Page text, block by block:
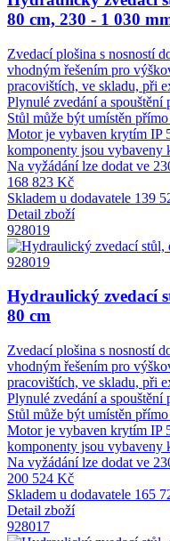
80 cm, 230 - 1 030
Zvedací plošina s nosností
vhodným řešením pro
pracovištích, ve skladu, při
Plynulé zvedání a spouštění
Stůl může být umístěn
Motor je vybaven krytím IP
komponenty jsou vybaveny
Na vyžádání lze dodat ve
168 823 Kč
Skladem u dodavatele 139
Detail zboží
928019
928019
Hydraulický zvedací
80 cm
Zvedací plošina s nosností
vhodným řešením pro
pracovištích, ve skladu, při
Plynulé zvedání a spouštění
Stůl může být umístěn
Motor je vybaven krytím IP
komponenty jsou vybaveny
Na vyžádání lze dodat ve
200 524 Kč
Skladem u dodavatele 165
Detail zboží
928017